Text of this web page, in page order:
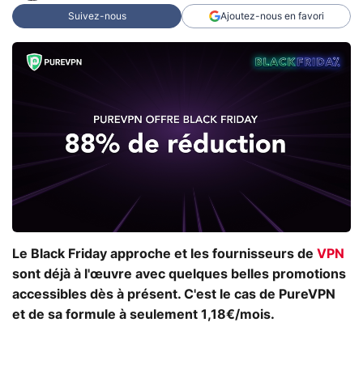
Suivez-nous Ajoutez-nous en favori
Le Black Friday approche et les fournisseurs de VPN
sont déjà à l'œuvre avec quelques belles promotions
accessibles dès à présent. C'est le cas de PureVPN
et de sa formule à seulement 1,18€/mois.